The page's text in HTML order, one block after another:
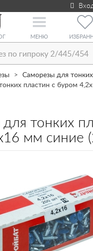
Toggle
МЕНЮ
Саморезы для
пластин с буром
тонких
мм синие